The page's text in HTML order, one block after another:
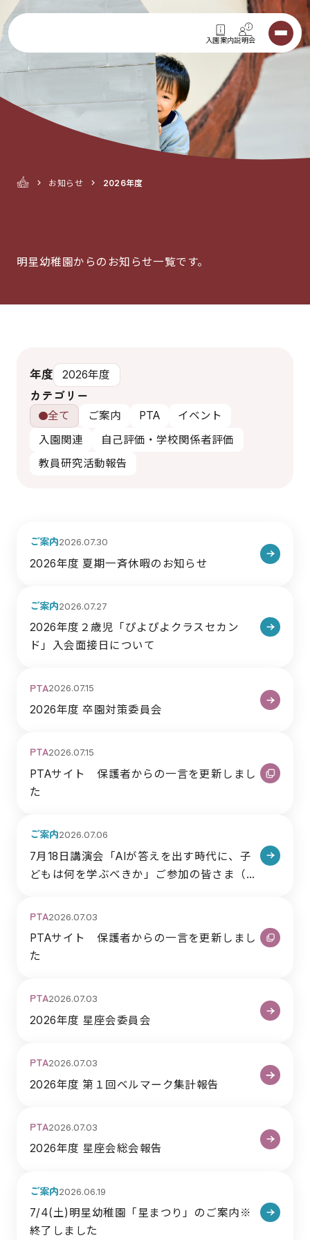
入園案内説明会
お知らせ 2026年度
明星幼稚園からのお知らせ一覧です。
年度
カテゴリー
全て ご案内 PTA
イベント
入園関連
自己評価・学校関係者評価
教員研究活動報告
ご案内
2026年度 夏期一斉休暇のお知らせ
2026.07.30
ご案内
2026年度２歳児「ぴよぴよクラスセカン
ド」入会面接日について
2026.07.27
PTA
2026年度 卒園対策委員会
2026.07.15
PTA
PTAサイト 保護者からの一言を更新しまし
た
2026.07.15
ご案内
7月18日講演会「AIが答えを出す時代に、子
どもは何を学ぶべきか」ご参加の皆さま（当
2026.07.06
PTA
PTAサイト 保護者からの一言を更新しまし
た
2026.07.03
PTA
2026年度 星座会委員会
2026.07.03
PTA
2026年度 第１回ベルマーク集計報告
2026.07.03
PTA
2026年度 星座会総会報告
2026.07.03
ご案内
7/4(土)明星幼稚園「星まつり」のご案内※
終了しました
2026.06.19